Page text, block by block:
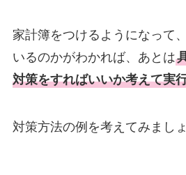
家計簿をつけるようになって
いるのかがわかれば、あとは
対策をすればいいか考えて実
対策方法の例を考えてみましょ